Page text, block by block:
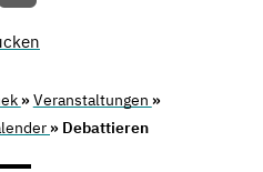
»Veranstaltungen »
» Debattieren